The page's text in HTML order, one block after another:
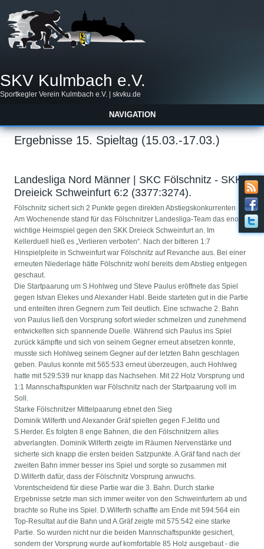
SKV Kulmbach e.V.
Sportkegler Verein Kulmbach e.V. | skvku.de
NAVIGATION
Ergebnisse 15. Spieltag (15.03.-17.03.)
Landesliga Nord Männer | SKC Fölschnitz - SKK
Dreieick Schweinfurt 6:2 (3377:3274).
Fölschnitz sichert sich 2 Punkte gegen direkten Abstiegskonkurrenten
Am Wochenende stand für das Fölschnitzer Landesliga-Team das enorm
wichtige Heimspiel gegen den SKK Dreieck Schweinfurt an. Im
Kellerduell hieß es „Verlieren verboten“. Nach der bitteren 1:7
Hinspielpleite in Schweinfurt war Fölschnitz auf Revanche aus. Bei einer
erneuten Niederlage hätte Fölschnitz wohl bereits dem Abstieg entgegen
geschaut.
Die Startpaarung um S.Hohlweg und Steve Paulus eröffnete das Spiel
gegen Istvan Elekes und Alexander Habl. Beide starteten gut in die Partie
und enteilten ihren Gegnern zum Teil deutlich. Eine schwache 2. Bahn
von Paulus ließ den Vorsprung sofort wieder schmelzen und zunehmend
entwickelten sich spannende Duelle. Während sich Paulus ins Spiel
zurück kämpfte und sich von seinem Gegner erneut absetzen konnte,
musste sich Hohlweg seinem Gegner auf der letzten Bahn geschlagen
geben. Paulus konnte mit 565:533 erneut überzeugen, auch Hohlweg
hatte mit 529:539 nur knapp das Nachsehen. Mit 22 Holz Vorsprung und
1:1 Mannschaftspunkten war Fölschnitz nach der Startpaarung voll im
Soll.
Starke Fölschnitzer Mittelpaarung ebnet den Sieg
Dominik Wilferth und Alexander Gräf spielten gegen F.Jelitto und
S.Herder. Es folgten 8 enge Bahnen, die den Fölschnitzern alles
abverlangten. Dominik Wilferth zeigte im Räumen Nervenstärke und
sicherte sich knapp die ersten beiden Satzpunkte. A.Gräf fand nach der
zweiten Bahn immer besser ins Spiel und sorgte so zusammen mit
D.Wilferth dafür, dass der Fölschnitz Vorsprung anwuchs.
Vorentscheidend für diese Partie war die 3. Bahn. Durch starke
Ergebnisse setzte man sich immer weiter von den Schweinfurtern ab und
brachte so Ruhe ins Spiel. D.Wilferth schaffte am Ende mit 594:564 ein
Top-Resultat auf die Bahn und A.Gräf zeigte mit 575:542 eine starke
Partie. So wurden nicht nur die beiden Mannschaftspunkte gesichert,
sondern der Vorsprung wurde auf komfortable 85 Holz ausgebaut - die